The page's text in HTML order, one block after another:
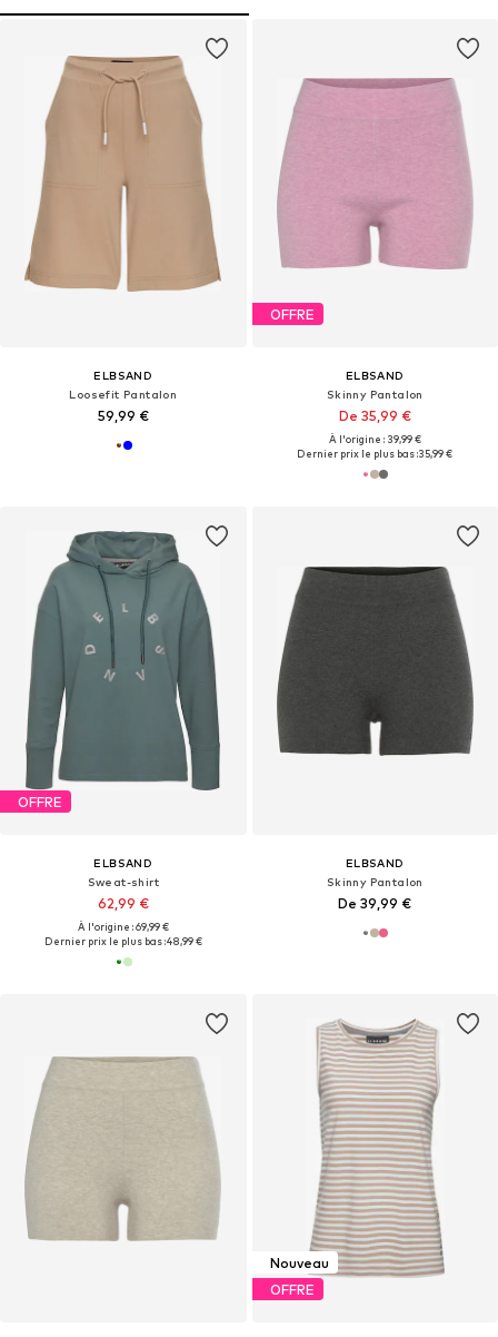
ELBSAND
Loosefit Pantalon
59,99 €
OFFRE
ELBSAND
Skinny Pantalon
De 35,99 €
À l'origine : 39,99 €
Dernier prix le plus bas :35,99 €
OFFRE
ELBSAND
Sweat-shirt
62,99 €
À l'origine : 69,99 €
Dernier prix le plus bas :48,99 €
ELBSAND
Skinny Pantalon
De 39,99 €
Nouveau
OFFRE